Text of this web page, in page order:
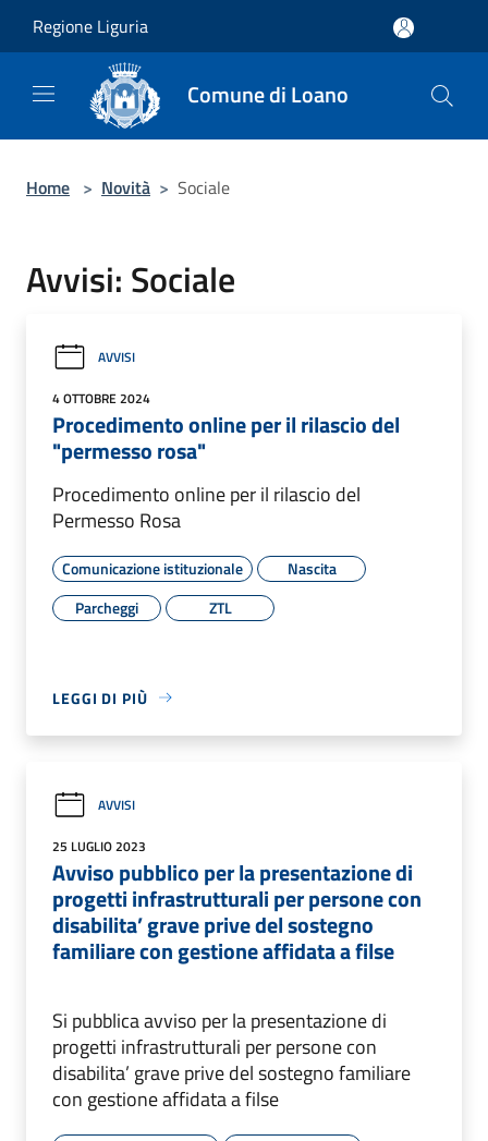
Regione Liguria
Comune di Loano
Home > Novità > Sociale
Avvisi: Sociale
AVVISI
4 OTTOBRE 2024
Procedimento online per il rilascio del
"permesso rosa"
Procedimento online per il rilascio del
Permesso Rosa
Comunicazione istituzionale
Nascita
Parcheggi
ZTL
LEGGI DI PIÙ
AVVISI
25 LUGLIO 2023
Avviso pubblico per la presentazione di
progetti infrastrutturali per persone con
disabilita’ grave prive del sostegno
familiare con gestione affidata a filse
Si pubblica avviso per la presentazione di
progetti infrastrutturali per persone con
disabilita’ grave prive del sostegno familiare
con gestione affidata a filse